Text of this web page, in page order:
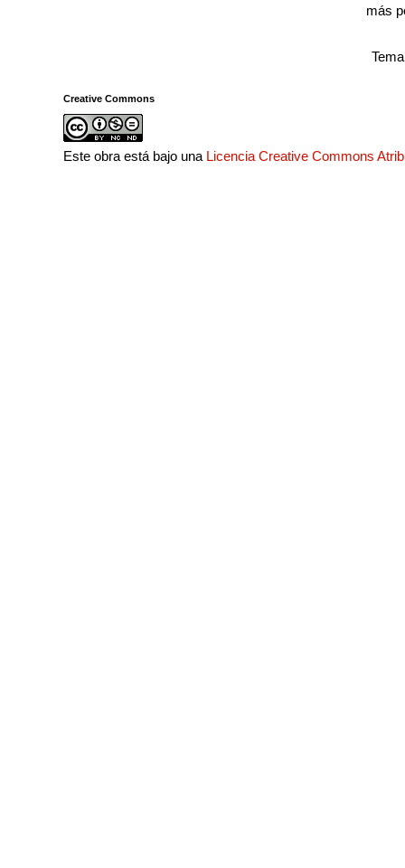
más
Creative Commons
Este obra está bajo una Licencia Creative Commons